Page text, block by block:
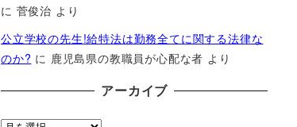
に 菅俊治 より
公立学校の先生!給特法は勤務全てに関する法律な
のか? に 鹿児島県の教職員が心配な者 より
アーカイブ